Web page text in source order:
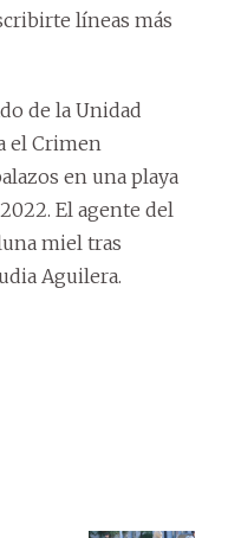
líneas más
de la Unidad
el Crimen
en una playa
El agente del
miel tras
Aguilera.